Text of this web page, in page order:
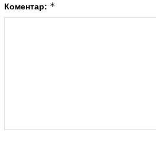
Коментар: *